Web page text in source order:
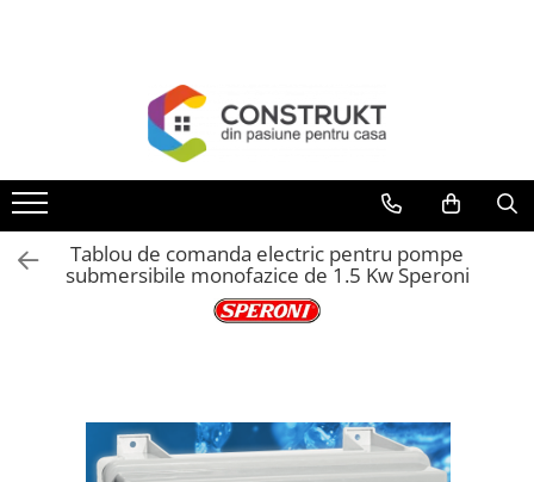
Termoseminee, seminee si sobe
Cazane pe combustibil solid
Cazane pe combustibil gazos/lichid
Incalzire in pardoseala
Tablou de comanda electric pentru pompe
submersibile monofazice de 1.5 Kw Speroni